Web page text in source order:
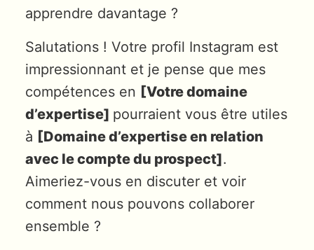
apprendre davantage ?
Salutations ! Votre profil Instagram est
impressionnant et je pense que mes
compétences en [Votre domaine
d’expertise] pourraient vous être utiles
à [Domaine d’expertise en relation
avec le compte du prospect].
Aimeriez-vous en discuter et voir
comment nous pouvons collaborer
ensemble ?